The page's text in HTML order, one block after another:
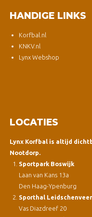
HANDIGE LINKS
Korfbal.nl
KNKV.nl
Lynx Webshop
LOCATIES
Lynx Korfbal is altijd
Nootdorp.
Sportpark Boswijk
Laan van Kans 13a
Den Haag-Ypenburg
Sporthal
Vas Diazdreef 20